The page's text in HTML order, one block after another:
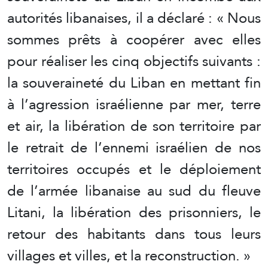
autorités libanaises, il a déclaré : « Nous
sommes prêts à coopérer avec elles
pour réaliser les cinq objectifs suivants :
la souveraineté du Liban en mettant fin
à l’agression israélienne par mer, terre
et air, la libération de son territoire par
le retrait de l’ennemi israélien de nos
territoires occupés et le déploiement
de l’armée libanaise au sud du fleuve
Litani, la libération des prisonniers, le
retour des habitants dans tous leurs
villages et villes, et la reconstruction. »